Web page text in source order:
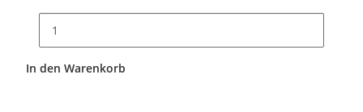
In den Warenkorb